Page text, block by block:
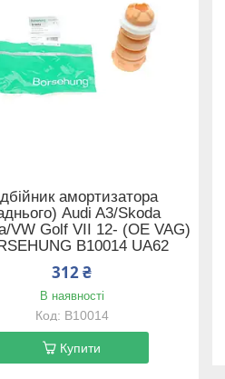
амортизатора
Audi A3/Skoda
VW Golf VII 12- (OE VAG)
B10014 UA62
312 ₴
В наявності
B10014
Купити